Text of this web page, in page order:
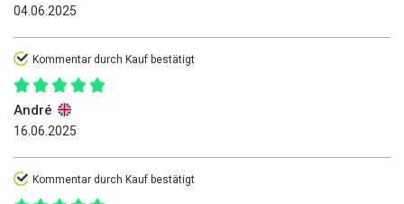
04.06.2025
Kommentar durch Kauf bestätigt
André
16.06.2025
Kommentar durch Kauf bestätigt